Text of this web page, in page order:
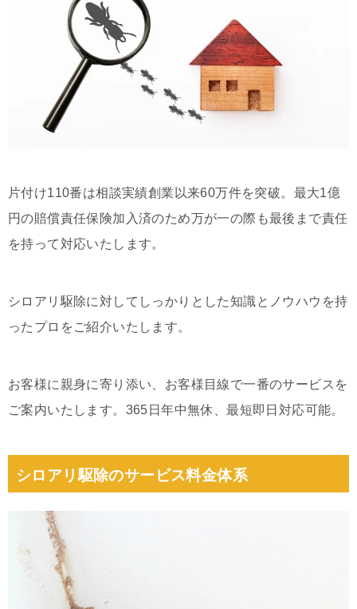
片付け110番は相談実績創業以来60万件を突破。最大1億
円の賠償責任保険加入済のため万が一の際も最後まで責任
を持って対応いたします。
シロアリ駆除に対してしっかりとした知識とノウハウを持
ったプロをご紹介いたします。
お客様に親身に寄り添い、お客様目線で一番のサービスを
ご案内いたします。365日年中無休、最短即日対応可能。
シロアリ駆除のサービス料金体系